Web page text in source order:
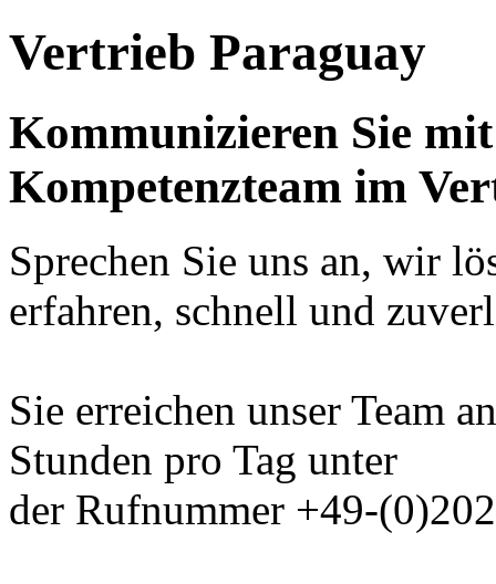
Vertrieb Paraguay
Kommunizieren Sie
Kompetenzteam im
Sprechen Sie uns an, wir
erfahren, schnell und
Sie erreichen unser Team
Stunden pro Tag unter
der Rufnummer +49-